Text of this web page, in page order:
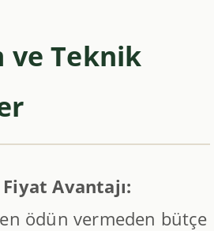
ve Teknik
Avantajı:
ödün vermeden bütçe